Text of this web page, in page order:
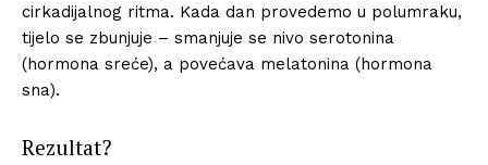
cirkadijalnog ritma. Kada dan provedemo u polumraku,
tijelo se zbunjuje – smanjuje se nivo serotonina
(hormona sreće), a povećava melatonina (hormona
sna).
Rezultat?